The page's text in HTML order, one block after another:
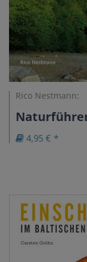
Rico Nestmann:
4,95 € *